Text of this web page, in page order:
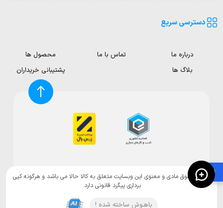
🛍️
دسترسی سریع
درباره ما تماس با ما
محصول ها
بلاگ ها
پشتیبانی خریداران
تمامی حقوق مادی و معنوی این وبسایت متعلق به کالا حالا می باشد و هرگونه کپی
برداری پیگرد قانونی دارد.
باهـوش ساخته شده !